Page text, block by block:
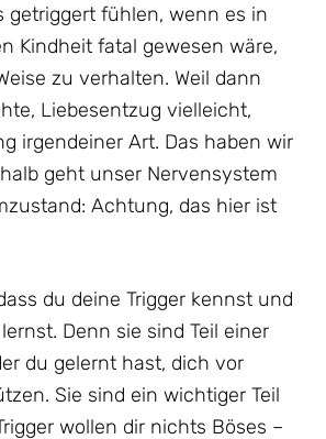
getriggert fühlen, wenn es in
Kindheit fatal gewesen wäre,
zu verhalten. Weil dann
Liebesentzug vielleicht,
irgendeiner Art. Das haben wir
geht unser Nervensystem
Achtung, das hier ist
du deine Trigger kennst und
Denn sie sind Teil einer
du gelernt hast, dich vor
Sie sind ein wichtiger Teil
wollen dir nichts Böses –